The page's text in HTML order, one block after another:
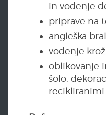
in vodenje
priprave na
angleška
vodenje
oblikovanje
šolo,